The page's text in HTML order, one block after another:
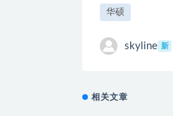
华硕
skyline 新
相关文章